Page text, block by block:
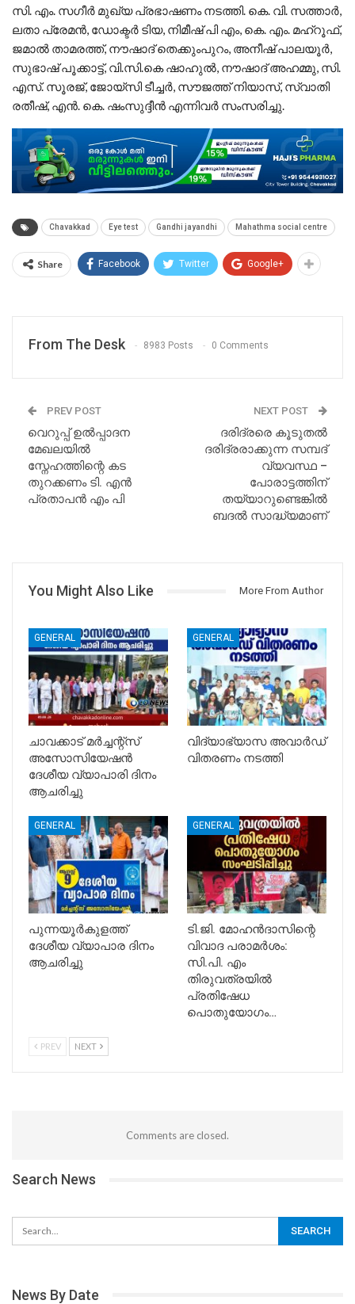
സി. എം. സഗീർ മുഖ്യ പ്രഭാഷണം നടത്തി. കെ. വി. സത്താർ,
ലതാ പ്രേമൻ, ഡോക്ടർ ടിയ, നിമീഷ് പി എം, കെ. എം. മഹ്റൂഫ്,
ജമാൽ താമരത്ത്, നൗഷാദ് തെക്കുംപുറം, അനീഷ് പാലയൂർ,
സുഭാഷ് പൂക്കാട്ട്, വി.സി.കെ ഷാഹുൽ, നൗഷാദ് അഹമ്മു, സി.
എസ്. സൂരജ്, ജോയ്സി ടീച്ചർ, സൗജത്ത് നിയാസ്, സ്വാതി
രതീഷ്, എൻ. കെ. ഷംസുദ്ദീൻ എന്നിവർ സംസരിച്ചു.
Chavakkad Eye test Gandhi jayandhi Mahathma social centre
Share Facebook Twitter Google+
From The Desk 8983 Posts 0 Comments
PREV POST
വെറുപ്പ് ഉൽപ്പാദന
മേഖലയിൽ
സ്നേഹത്തിന്റെ കട
തുറക്കണം ടി. എൻ
പ്രതാപൻ എം പി
NEXT POST
ദരിദ്രരെ കൂടുതൽ
ദരിദ്രരാക്കുന്ന സമ്പദ്
വ്യവസ്ഥ –
പോരാട്ടത്തിന്
തയ്യാറുണ്ടെങ്കിൽ
ബദൽ സാദ്ധ്യമാണ്
You Might Also Like More From Author
GENERAL
ചാവക്കാട് മർച്ചന്റ്സ്
അസോസിയേഷൻ
ദേശീയ വ്യാപാരി ദിനം
ആചരിച്ചു
GENERAL
വിദ്യാഭ്യാസ അവാർഡ്
വിതരണം നടത്തി
GENERAL
പുന്നയൂർകുളത്ത്
ദേശീയ വ്യാപാര ദിനം
ആചരിച്ചു
GENERAL
ടി.ജി. മോഹൻദാസിന്റെ
വിവാദ പരാമർശം:
സി.പി. എം
തിരുവത്രയിൽ
പ്രതിഷേധ
പൊതുയോഗം…
PREV NEXT
Comments are closed.
Search News
News By Date